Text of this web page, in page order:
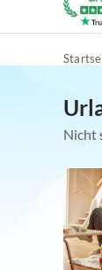
Nicht